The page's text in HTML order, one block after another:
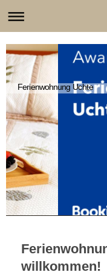
Ferienwohnung Uchte
willkommen!